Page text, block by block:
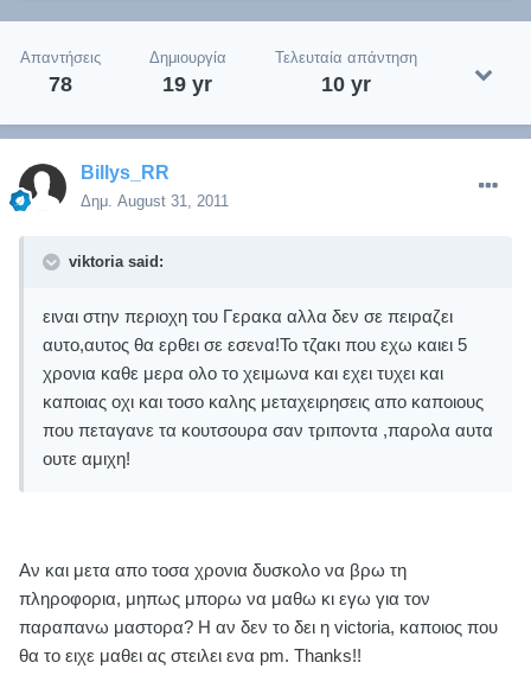
Απαντήσεις
78
Δημιουργία
19 yr
Τελευταία απάντηση
10 yr
Billys_RR
Δημ. August 31, 2011
viktoria said:
ειναι στην περιοχη του Γερακα αλλα δεν σε πειραζει
αυτο,αυτος θα ερθει σε εσενα!Το τζακι που εχω καιει 5
χρονια καθε μερα ολο το χειμωνα και εχει τυχει και
καποιας οχι και τοσο καλης μεταχειρησεις απο καποιους
που πεταγανε τα κουτσουρα σαν τριποντα ,παρολα αυτα
ουτε αμιχη!
Αν και μετα απο τοσα χρονια δυσκολο να βρω τη
πληροφορια, μηπως μπορω να μαθω κι εγω για τον
παραπανω μαστορα? Η αν δεν το δει η victoria, καποιος που
θα το ειχε μαθει ας στειλει ενα pm. Thanks!!